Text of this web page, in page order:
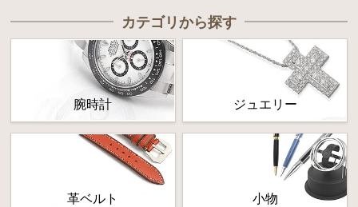
カテゴリから探す
腕時計 ジュエリー
革ベルト 小物